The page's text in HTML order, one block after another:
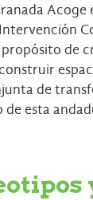
Acoge
propósito de
de
de esta